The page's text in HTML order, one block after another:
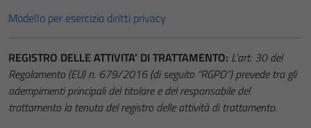
Modello per esercizio diritti privacy
REGISTRO DELLE ATTIVITA’ DI TRATTAMENTO: L’art. 30 del
Regolamento (EU) n. 679/2016 (di seguito “RGPD”) prevede tra gli
adempimenti principali del titolare e del responsabile del
trattamento la tenuta del registro delle attività di trattamento.